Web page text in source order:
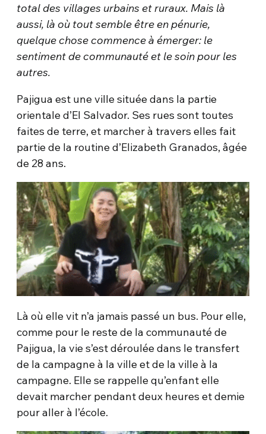
total des villages urbains et ruraux. Mais là
aussi, là où tout semble être en pénurie,
quelque chose commence à émerger: le
sentiment de communauté et le soin pour les
autres.
Pajigua est une ville située dans la partie
orientale d’El Salvador. Ses rues sont toutes
faites de terre, et marcher à travers elles fait
partie de la routine d’Elizabeth Granados, âgée
de 28 ans.
Là où elle vit n’a jamais passé un bus. Pour elle,
comme pour le reste de la communauté de
Pajigua, la vie s’est déroulée dans le transfert
de la campagne à la ville et de la ville à la
campagne. Elle se rappelle qu’enfant elle
devait marcher pendant deux heures et demie
pour aller à l’école.